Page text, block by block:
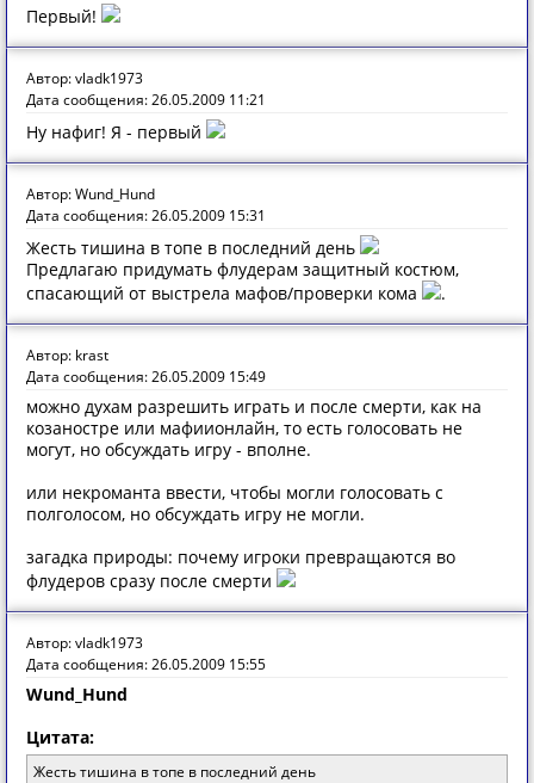
Первый!
Автор: vladk1973
Дата сообщения: 26.05.2009 11:21
Ну нафиг! Я - первый
Автор: Wund_Hund
Дата сообщения: 26.05.2009 15:31
Жесть тишина в топе в последний день
Предлагаю придумать флудерам защитный костюм,
спасающий от выстрела мафов/проверки кома
.
Автор: krast
Дата сообщения: 26.05.2009 15:49
можно духам разрешить играть и после смерти, как на
козаностре или мафиионлайн, то есть голосовать не
могут, но обсуждать игру - вполне.
или некроманта ввести, чтобы могли голосовать с
полголосом, но обсуждать игру не могли.
загадка природы: почему игроки превращаются во
флудеров сразу после смерти
Автор: vladk1973
Дата сообщения: 26.05.2009 15:55
Wund_Hund
Цитата:
Жесть тишина в топе в последний день